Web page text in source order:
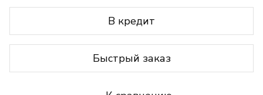
В кредит
Быстрый заказ